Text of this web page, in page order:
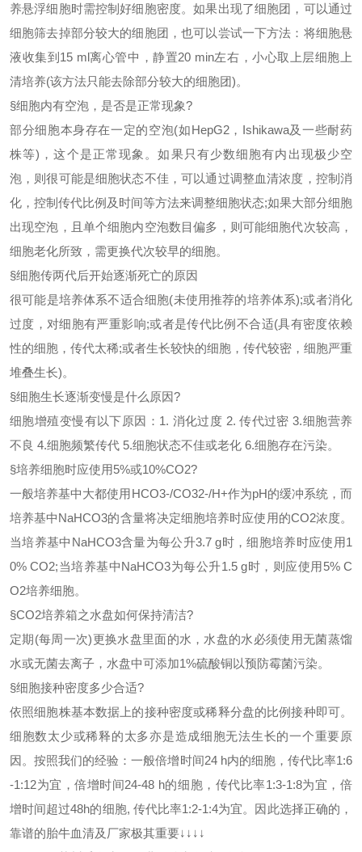
养悬浮细胞时需控制好细胞密度。如果出现了细胞团，可以通过
细胞筛去掉部分较大的细胞团，也可以尝试一下方法：将细胞悬
液收集到 15 ml离心管中，静置20 min左右，小心取上层细胞上
清培养(该方法只能去除部分较大的细胞团)。
§细胞内有空泡，是否是正常现象?
部分细胞本身存在一定的空泡(如HepG2，Ishikawa及一些耐药
株等)，这个是正常现象。如果只有少数细胞有内出现极少空
泡，则很可能是细胞状态不佳，可以通过调整血清浓度，控制消
化，控制传代比例及时间等方法来调整细胞状态;如果大部分细胞
出现空泡，且单个细胞内空泡数目偏多，则可能细胞代次较高，
细胞老化所致，需更换代次较早的细胞。
§细胞传两代后开始逐渐死亡的原因
很可能是培养体系不适合细胞(未使用推荐的培养体系);或者消化
过度，对细胞有严重影响;或者是传代比例不合适(具有密度依赖
性的细胞，传代太稀;或者生长较快的细胞，传代较密，细胞严重
堆叠生长)。
§细胞生长逐渐变慢是什么原因?
细胞增殖变慢有以下原因： 1. 消化过度 2. 传代过密 3.细胞营养
不良 4.细胞频繁传代 5.细胞状态不佳或老化 6.细胞存在污染。
§培养细胞时应使用5%或10%CO2?
一般培养基中大都使用 HCO3-/CO32-/H+作为pH的缓冲系统，而
培养基中NaHCO3的含量将决定细胞培养时应使用的CO2浓度。
当培养基中NaHCO3含量为每公升3.7 g时，细胞培养时应使用1
0% CO2;当培养基中NaHCO3为每公升1.5 g时，则应使用5% C
O2培养细胞。
§CO2培养箱之水盘如何保持清洁?
定期(每周一次)更换水盘里面的水，水盘的水必须使用无菌蒸馏
水或无菌去离子，水盘中可添加1%硫酸铜以预防霉菌污染。
§细胞接种密度多少合适?
依照细胞株基本数据上的接种密度或稀释分盘的比例接种即可。
细胞数太少或稀释的太多亦是造成细胞无法生长的一个重要原
因。按照我们的经验：一般倍增时间24 h内的细胞，传代比率1:6
-1:12为宜，倍增时间24-48 h的细胞，传代比率1:3-1:8为宜，倍
增时间超过48h的细胞, 传代比率1:2-1:4为宜。因此选择正确的，
靠谱的胎牛血清及厂家极其重要↓↓↓↓